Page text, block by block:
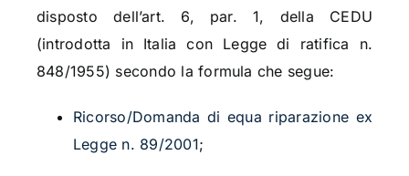
disposto dell’art. 6, par. 1, della CEDU
(introdotta in Italia con Legge di ratifica n.
848/1955) secondo la formula che segue:
Ricorso/Domanda di equa riparazione ex
Legge n. 89/2001;